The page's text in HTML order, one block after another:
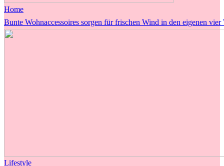
Home
Bunte Wohnaccessoires sorgen für frischen Wind in den eigenen vier
Lifestyle